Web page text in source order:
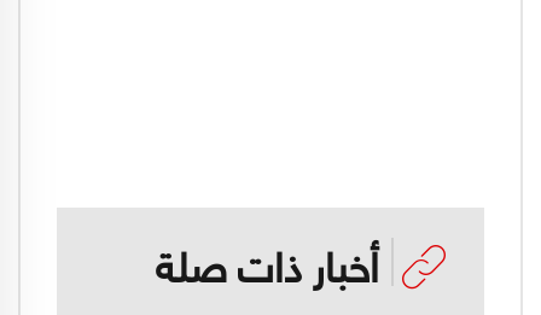
أخبار ذات صلة